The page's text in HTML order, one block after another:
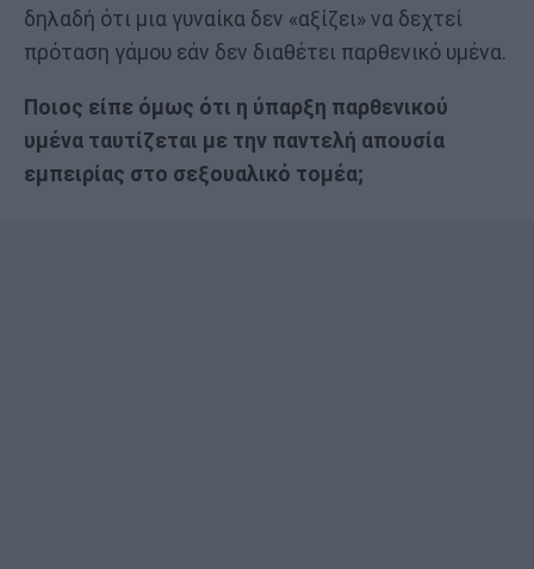
δηλαδή ότι μια γυναίκα δεν «αξίζει» να δεχτεί
πρόταση γάμου εάν δεν διαθέτει παρθενικό υμένα.
Ποιος είπε όμως ότι η ύπαρξη παρθενικού
υμένα ταυτίζεται με την παντελή απουσία
εμπειρίας στο σεξουαλικό τομέα;